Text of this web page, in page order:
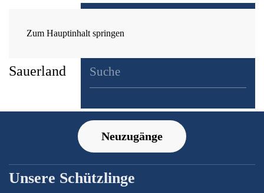
Zum Hauptinhalt springen
Neuzugänge
Unsere Schützlinge